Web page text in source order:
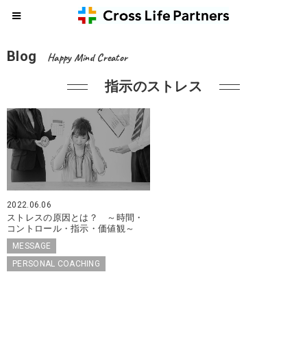
Blog Happy Mind Creator
指示のストレス
2022.06.06
ストレスの原因とは？ ～時間・
コントロール・指示・価値観～
MESSAGE
PERSONAL COACHING